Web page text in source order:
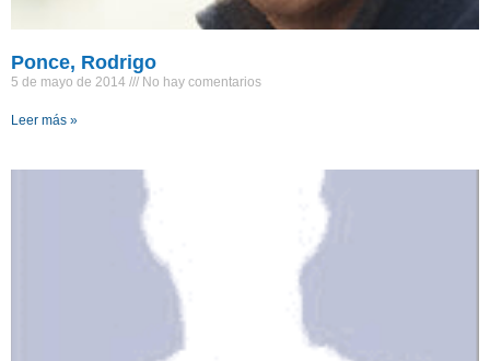
Ponce, Rodrigo
5 de mayo de 2014 No hay comentarios
Leer más »